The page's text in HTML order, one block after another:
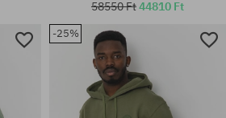
Elérhető méretek:
M; L; XL
58550 Ft44810 Ft
-25%